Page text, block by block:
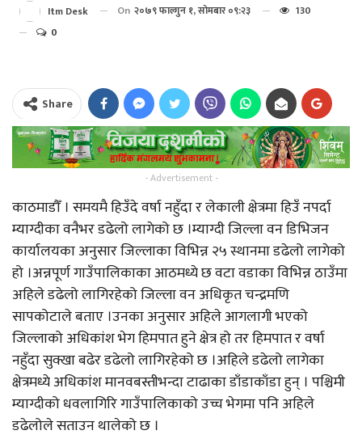
Itm Desk On २०७९ फाल्गुन १, सोमबार ०९:२३
130
0
Share
- Advertisement -
काठमाडौँ । समयमै हिउँदे वर्षा नहुँदा र लेकाली क्षेत्रमा हिउँ नपर्दा
म्याग्दीका वनैभर डढेलो लागेको छ ।म्याग्दी जिल्ला वन डिभिजन
कार्यालयका अनुसार जिल्लाका विभिन्न २५ स्थानमा डढेलो लागेको
हो ।अन्नपूर्ण गाउँपालिकाका आठमध्ये छ वटा वडाका विभिन्न ठाउँमा
अहिले डढेलो लागिरहेको जिल्ला वन अधिकृत चन्द्रमणि
सापकोटाले बताए ।उनका अनुसार अहिले आगलागी भएको
जिल्लाको अधिकांश भेग हिमपात हुने क्षेत्र हो तर हिमपात र वर्षा
नहुँदा सुक्खा बढेर डढेलो लागिरहेको छ ।अहिले डढेलो लागेका
क्षेत्रमध्ये अधिकांश मानवबस्तीभन्दा टाढाका डाँडाकाँडा हुन् । पश्चिमी
म्याग्दीको धवलागिरि गाउँपालिकाको उच्च भेगमा पनि अहिले
डढेलोले सताउन थालेको छ ।